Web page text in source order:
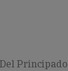
Principado